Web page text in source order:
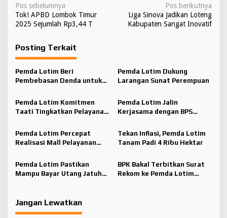
N
a
i
g
a
i
o
Pos sebelumnya
Tok! APBD Lombok Timur
2025 Sejumlah Rp3,44 T
Pos berikutnya
Liga Sinova Jadikan Loteng
Kabupaten Sangat Inovatif
Posting Terkait
Pemda Lotim Beri
Pembebasan Denda untuk
Pemda Lotim Dukung
Larangan Sunat Perempuan
Pemda Lotim Komitmen
Taati Tingkatkan Pelayanan
Pemda Lotim Jalin
Kerjasama dengan BPS
Pemda Lotim Percepat
Realisasi Mall Pelayanan
Tekan Inflasi, Pemda Lotim
Tanam Padi 4 Ribu Hektar
Pemda Lotim Pastikan
Mampu Bayar Utang Jatuh
BPK Bakal Terbitkan Surat
Rekom ke Pemda Lotim
Jangan Lewatkan